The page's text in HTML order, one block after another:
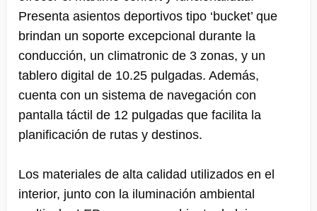
Presenta asientos deportivos tipo ‘bucket’ que
brindan un soporte excepcional durante la
conducción, un climatronic de 3 zonas, y un
tablero digital de 10.25 pulgadas. Además,
cuenta con un sistema de navegación con
pantalla táctil de 12 pulgadas que facilita la
planificación de rutas y destinos.
Los materiales de alta calidad utilizados en el
interior, junto con la iluminación ambiental